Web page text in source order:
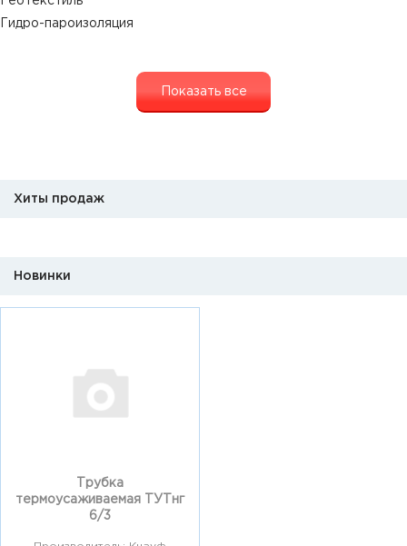
Гидро-пароизоляция
Показать все
Хиты продаж
Новинки
Трубка
термоусаживаемая ТУТнг
6/3